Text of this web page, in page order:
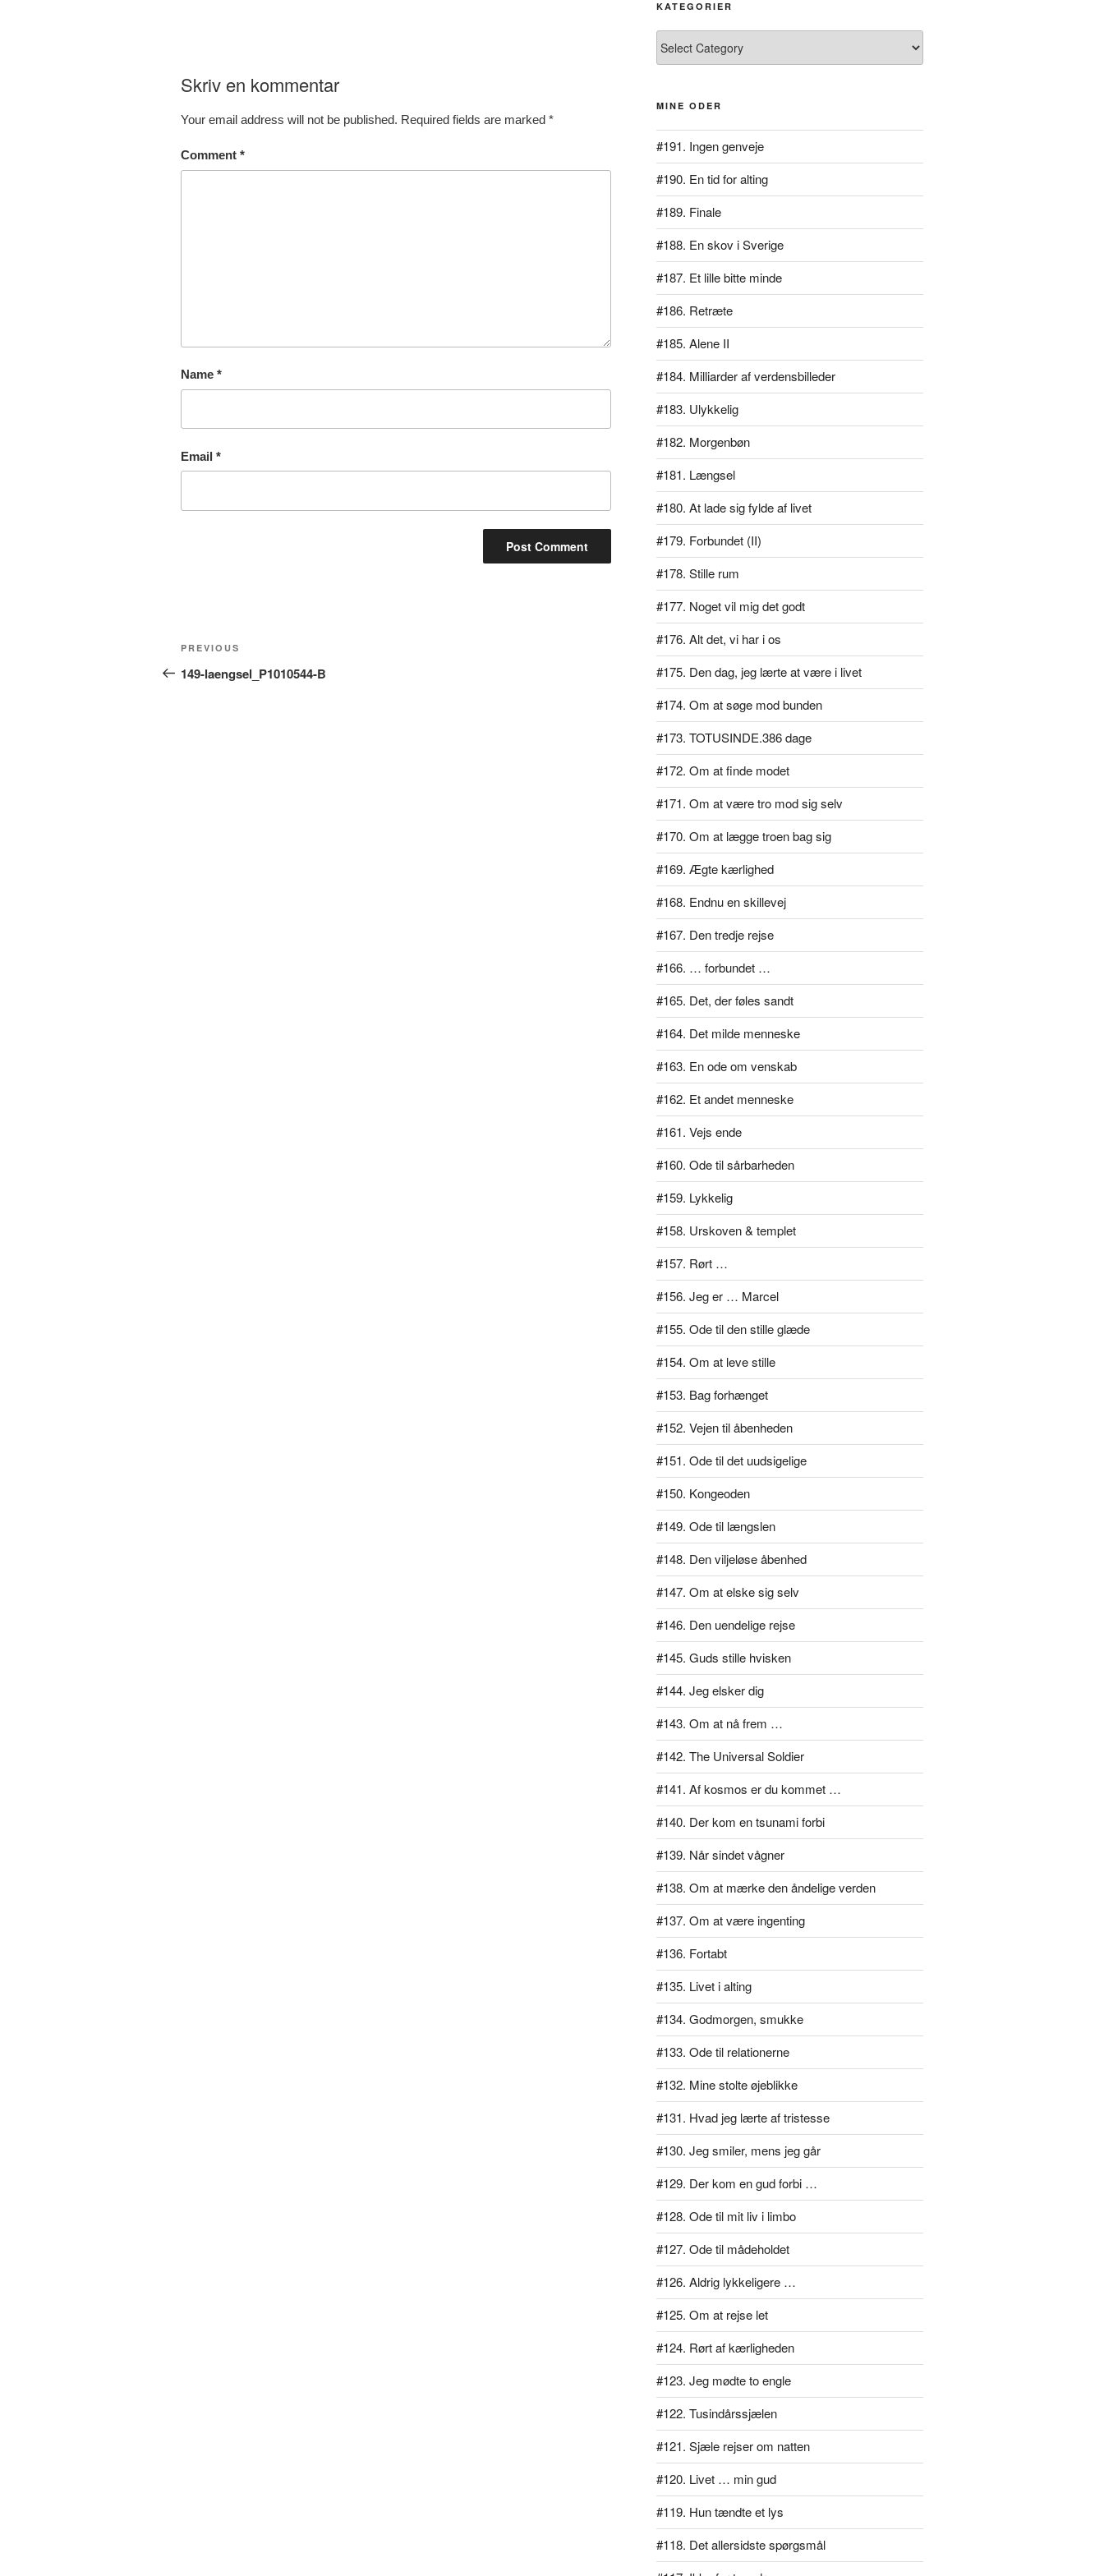
Skriv en kommentar
Your email address will not be published. Required fields are marked *
Comment *
Name *
Email *
Post
navigation
Previous
Post
PREVIOUS
149-laengsel_P1010544-B
KATEGORIER
MINE ODER
#191. Ingen genveje
#190. En tid for alting
#189. Finale
#188. En skov i Sverige
#187. Et lille bitte minde
#186. Retræte
#185. Alene II
#184. Milliarder af verdensbilleder
#183. Ulykkelig
#182. Morgenbøn
#181. Længsel
#180. At lade sig fylde af livet
#179. Forbundet (II)
#178. Stille rum
#177. Noget vil mig det godt
#176. Alt det, vi har i os
#175. Den dag, jeg lærte at være i livet
#174. Om at søge mod bunden
#173. TOTUSINDE.386 dage
#172. Om at finde modet
#171. Om at være tro mod sig selv
#170. Om at lægge troen bag sig
#169. Ægte kærlighed
#168. Endnu en skillevej
#167. Den tredje rejse
#166. … forbundet …
#165. Det, der føles sandt
#164. Det milde menneske
#163. En ode om venskab
#162. Et andet menneske
#161. Vejs ende
#160. Ode til sårbarheden
#159. Lykkelig
#158. Urskoven & templet
#157. Rørt …
#156. Jeg er … Marcel
#155. Ode til den stille glæde
#154. Om at leve stille
#153. Bag forhænget
#152. Vejen til åbenheden
#151. Ode til det uudsigelige
#150. Kongeoden
#149. Ode til længslen
#148. Den viljeløse åbenhed
#147. Om at elske sig selv
#146. Den uendelige rejse
#145. Guds stille hvisken
#144. Jeg elsker dig
#143. Om at nå frem …
#142. The Universal Soldier
#141. Af kosmos er du kommet …
#140. Der kom en tsunami forbi
#139. Når sindet vågner
#138. Om at mærke den åndelige verden
#137. Om at være ingenting
#136. Fortabt
#135. Livet i alting
#134. Godmorgen, smukke
#133. Ode til relationerne
#132. Mine stolte øjeblikke
#131. Hvad jeg lærte af tristesse
#130. Jeg smiler, mens jeg går
#129. Der kom en gud forbi …
#128. Ode til mit liv i limbo
#127. Ode til mådeholdet
#126. Aldrig lykkeligere …
#125. Om at rejse let
#124. Rørt af kærligheden
#123. Jeg mødte to engle
#122. Tusindårssjælen
#121. Sjæle rejser om natten
#120. Livet … min gud
#119. Hun tændte et lys
#118. Det allersidste spørgsmål